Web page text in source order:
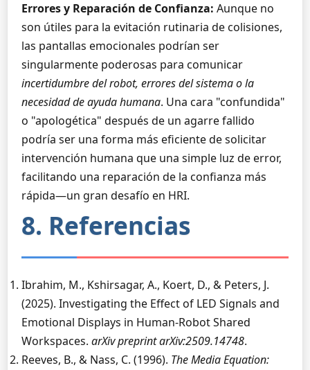
Errores y Reparación de Confianza: Aunque no
son útiles para la evitación rutinaria de colisiones,
las pantallas emocionales podrían ser
singularmente poderosas para comunicar
incertidumbre del robot, errores del sistema o la
necesidad de ayuda humana. Una cara "confundida"
o "apologética" después de un agarre fallido
podría ser una forma más eficiente de solicitar
intervención humana que una simple luz de error,
facilitando una reparación de la confianza más
rápida—un gran desafío en HRI.
8. Referencias
Ibrahim, M., Kshirsagar, A., Koert, D., & Peters, J.
(2025). Investigating the Effect of LED Signals and
Emotional Displays in Human-Robot Shared
Workspaces. arXiv preprint arXiv:2509.14748.
Reeves, B., & Nass, C. (1996). The Media Equation: